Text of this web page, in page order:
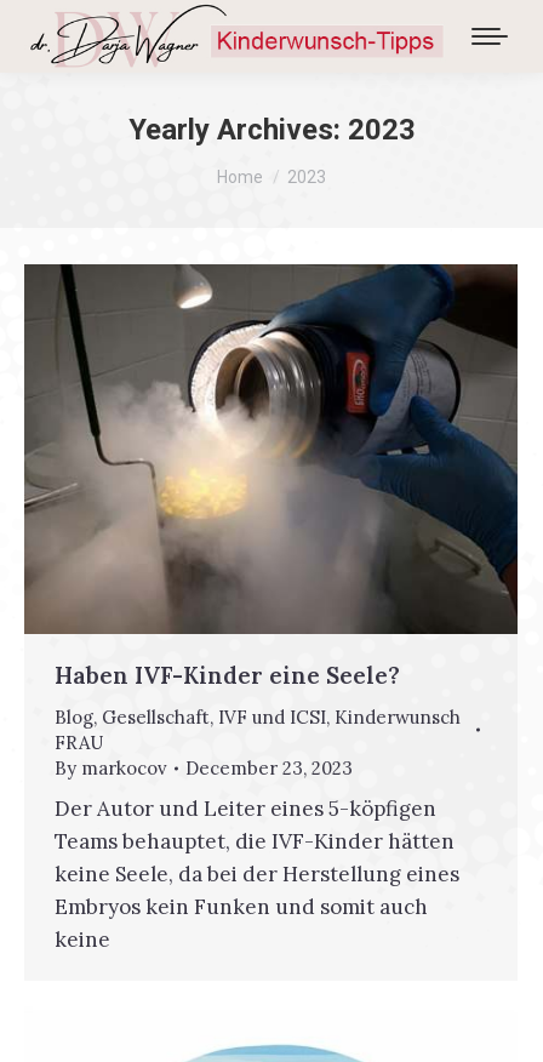
Yearly Archives: 2023
You are here:
Home 2023
Haben IVF-Kinder eine Seele?
Blog, Gesellschaft, IVF und ICSI, Kinderwunsch
FRAU
By markocov December 23, 2023
Der Autor und Leiter eines 5-köpfigen
Teams behauptet, die IVF-Kinder hätten
keine Seele, da bei der Herstellung eines
Embryos kein Funken und somit auch
keine